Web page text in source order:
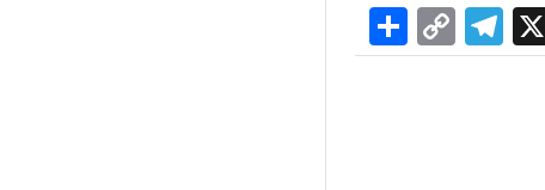
X
Telegram
Copy
Link